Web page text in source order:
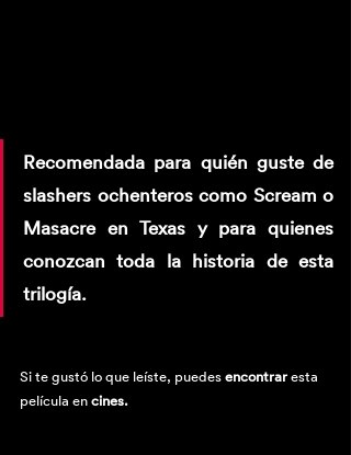
Recomendada para quién guste de
slashers ochenteros como Scream o
Masacre en Texas y para quienes
conozcan toda la historia de esta
trilogía.
Si te gustó lo que leíste, puedes encontrar esta
película en cines.